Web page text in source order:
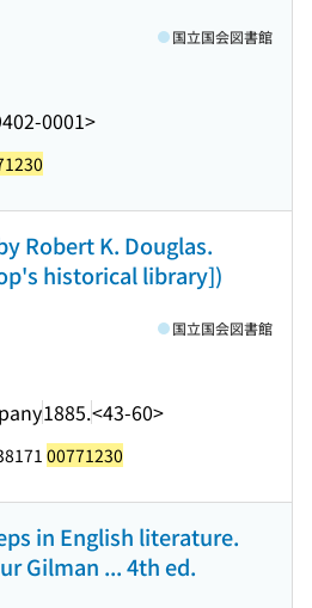
0001>
国立国会図書館
Robert K. Douglas.
historical library])
1885.<43-60>
国立国会図書館
00771230
in English literature.
Gilman ... 4th ed.